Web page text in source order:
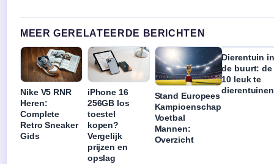
MEER GERELATEERDE BERICHTEN
Nike V5 RNR
Heren:
Complete
Retro Sneaker
Gids
iPhone 16
256GB los
toestel
kopen?
Vergelijk
prijzen en
opslag
Stand Europees
Kampioenschap
Voetbal
Mannen:
Overzicht
Dierentuin in
de buurt: de
10 leuk te
dierentuinen